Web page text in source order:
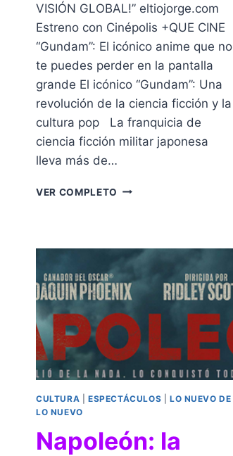
VISIÓN GLOBAL!” eltiojorge.com
Estreno con Cinépolis +QUE CINE
“Gundam”: El icónico anime que no
te puedes perder en la pantalla
grande El icónico “Gundam”: Una
revolución de la ciencia ficción y la
cultura pop La franquicia de
ciencia ficción militar japonesa
lleva más de…
VER COMPLETO SAGA
FREEDOM”,
RELEVANCIA
CULTURA
POP
CULTURA ESPECTÁCULOS
LO NUEVO DE
LO NUEVO
Napoleón: la